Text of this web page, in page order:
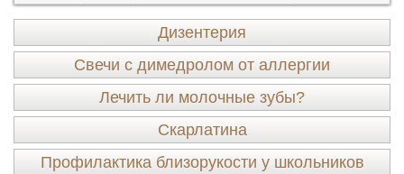
Дизентерия
Свечи с димедролом от аллергии
Лечить ли молочные зубы?
Скарлатина
Профилактика близорукости у школьников